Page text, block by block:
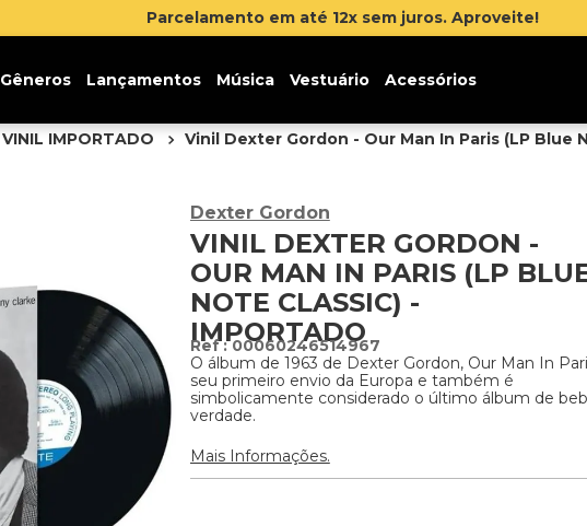
Gêneros Lançamentos Música Vestuário Acessórios
VINIL IMPORTADO Vinil Dexter Gordon - Our Man In Paris (LP Blue
Dexter Gordon
VINIL DEXTER GORDON -
OUR MAN IN PARIS (LP
NOTE CLASSIC) -
IMPORTADO
:00060246514967
O álbum de 1963 de Dexter Gordon, Our Man In
seu primeiro envio da Europa e também é
simbolicamente considerado o último álbum de
verdade.
Mais Informações.